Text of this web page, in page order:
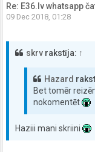
Re: E36.lv whatsapp
09 Dec 2018, 01:28
skrv rakstīja: ↑
Hazard
Bet tomēr
nokomentēt
Haziii mani skriini